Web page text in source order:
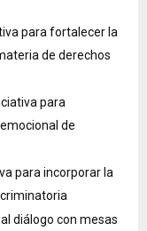
para fortalecer la
de derechos
para
de
para incorporar la
diálogo con mesas